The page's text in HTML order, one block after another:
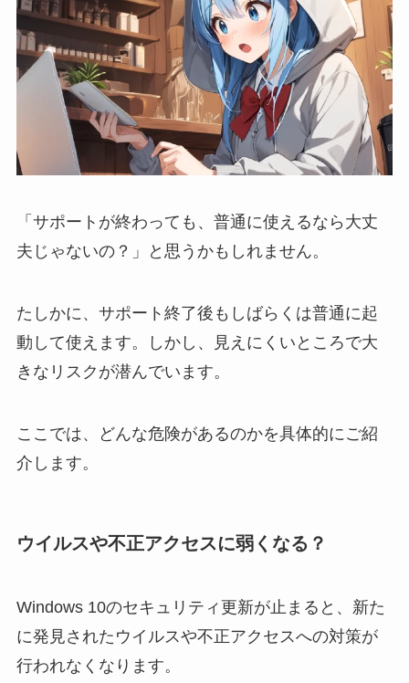
「サポートが終わっても、普通に使えるなら大丈
夫じゃないの？」と思うかもしれません。
たしかに、サポート終了後もしばらくは普通に起
動して使えます。しかし、見えにくいところで大
きなリスクが潜んでいます。
ここでは、どんな危険があるのかを具体的にご紹
介します。
ウイルスや不正アクセスに弱くなる？
Windows 10のセキュリティ更新が止まると、新た
に発見されたウイルスや不正アクセスへの対策が
行われなくなります。